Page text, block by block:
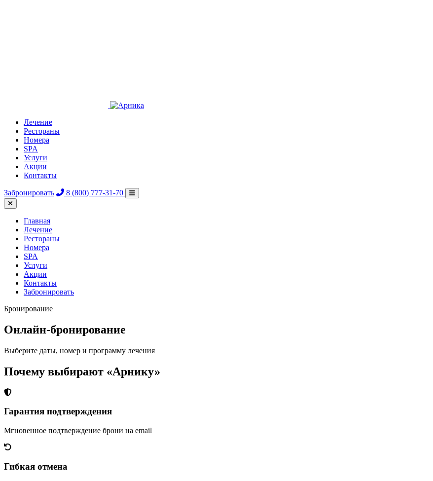
Лечение
Рестораны
Номера
SPA
Услуги
Акции
Контакты
Забронировать 8 (800) 777-31-70
Главная
Лечение
Рестораны
Номера
SPA
Услуги
Акции
Контакты
Забронировать
Бронирование
Онлайн-бронирование
Выберите даты, номер и программу лечения
Почему выбирают «Арнику»
Гарантия подтверждения
Мгновенное подтверждение брони на email
Гибкая отмена